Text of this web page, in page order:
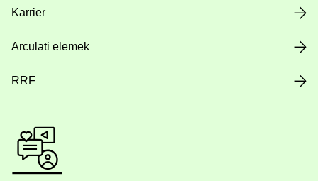
Karrier
Arculati elemek
RRF